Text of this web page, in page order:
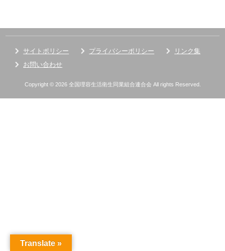
サイトポリシー プライバシーポリシー
リンク集
お問い合わせ
Copyright © 2026 全国理容生活衛生同業組合連合会 All rights Reserved.
Translate »